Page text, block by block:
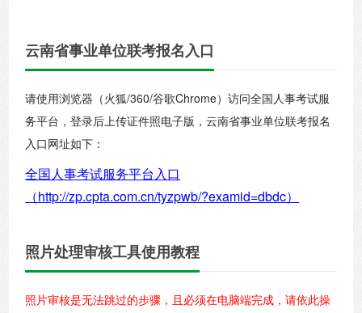
云南省事业单位联考报名入口
请使用浏览器（火狐/360/谷歌Chrome）访问全国人事考试服
务平台，登录后上传证件照电子版，云南省事业单位联考报名
入口网址如下：
全国人事考试服务平台入口
（http://zp.cpta.com.cn/tyzpwb/?examid=dbdc）
照片处理审核工具使用教程
照片审核是无法跳过的步骤，且必须在电脑端完成，请依此操